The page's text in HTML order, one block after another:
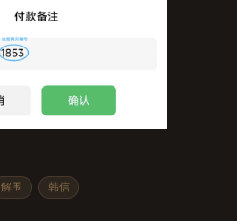
解围 韩信